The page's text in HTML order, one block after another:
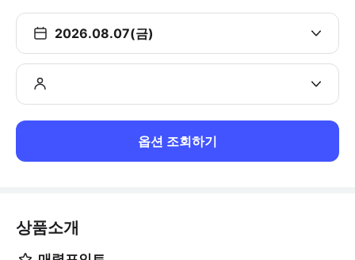
2026.08.07(금)
옵션 조회하기
상품소개